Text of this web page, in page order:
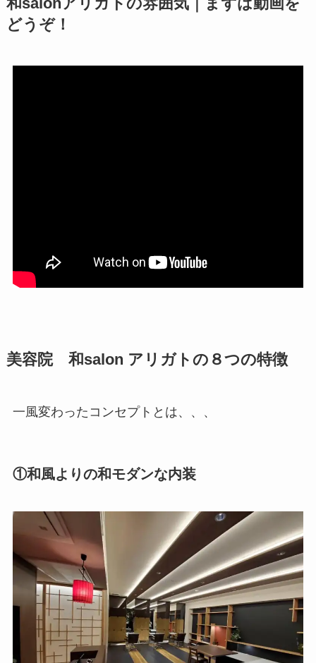
和salonアリガトの雰囲気｜まずは動画を
どうぞ！
美容院 和salon アリガトの８つの特徴
一風変わったコンセプトとは、、、
①和風よりの和モダンな内装